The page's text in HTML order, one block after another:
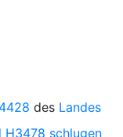
des Landes
H3478 schlugen